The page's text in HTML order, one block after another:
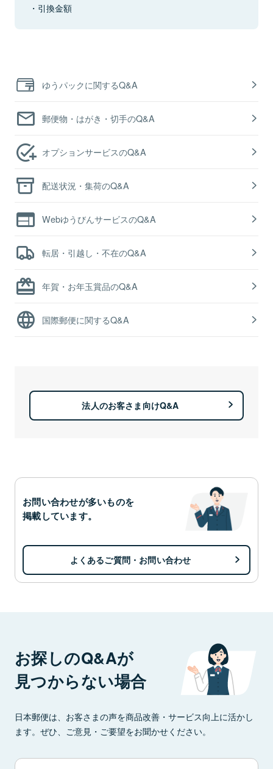
引換金額
ゆうパックに関するQ&A
郵便物・はがき・切手のQ&A
オプションサービスのQ&A
配送状況・集荷のQ&A
WebゆうびんサービスのQ&A
転居・引越し・不在のQ&A
年賀・お年玉賞品のQ&A
国際郵便に関するQ&A
法人のお客さま向けQ&A
お問い合わせが多いものを
掲載しています。
よくあるご質問・お問い合わせ
お探しのQ&Aが
見つからない場合
日本郵便は、お客さまの声を商品改善・サービス向上に活かし
ます。ぜひ、ご意見・ご要望をお聞かせください。